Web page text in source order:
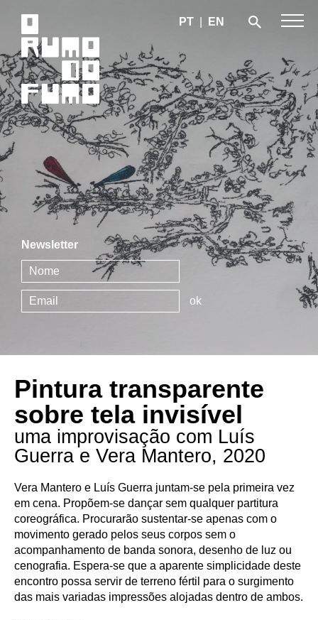
Newsletter
ok
PT EN
Pintura transparente
sobre tela invisível
uma improvisação com Luís
Guerra e Vera Mantero, 2020
Vera Mantero e Luís Guerra juntam-se pela primeira vez
em cena. Propõem-se dançar sem qualquer partitura
coreográfica. Procurarão sustentar-se apenas com o
movimento gerado pelos seus corpos sem o
acompanhamento de banda sonora, desenho de luz ou
cenografia. Espera-se que a aparente simplicidade deste
encontro possa servir de terreno fértil para o surgimento
das mais variadas impressões alojadas dentro de ambos.